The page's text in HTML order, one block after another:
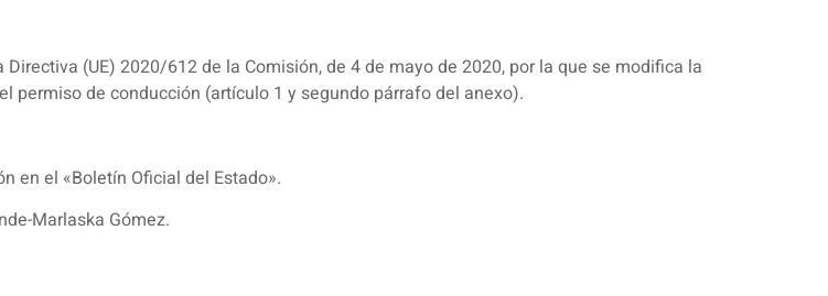
(UE) 2020/612 de la Comisión, de 4 de mayo de 2020, por la que se modifica la
permiso de conducción (artículo 1 y segundo párrafo del anexo).
en el «Boletín Oficial del Estado».
Marlaska Gómez.